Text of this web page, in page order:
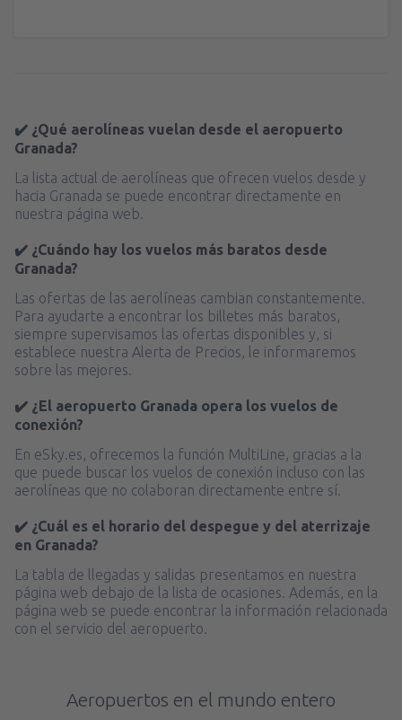
✔️ ¿Qué aerolíneas vuelan desde el aeropuerto
Granada?
La lista actual de aerolíneas que ofrecen vuelos desde y
hacia Granada se puede encontrar directamente en
nuestra página web.
✔️ ¿Cuándo hay los vuelos más baratos desde
Granada?
Las ofertas de las aerolíneas cambian constantemente.
Para ayudarte a encontrar los billetes más baratos,
siempre supervisamos las ofertas disponibles y, si
establece nuestra Alerta de Precios, le informaremos
sobre las mejores.
✔️ ¿El aeropuerto Granada opera los vuelos de
conexión?
En eSky.es, ofrecemos la función MultiLine, gracias a la
que puede buscar los vuelos de conexión incluso con las
aerolíneas que no colaboran directamente entre sí.
✔️ ¿Cuál es el horario del despegue y del aterrizaje
en Granada?
La tabla de llegadas y salidas presentamos en nuestra
página web debajo de la lista de ocasiones. Además, en la
página web se puede encontrar la información relacionada
con el servicio del aeropuerto.
Aeropuertos en el mundo entero